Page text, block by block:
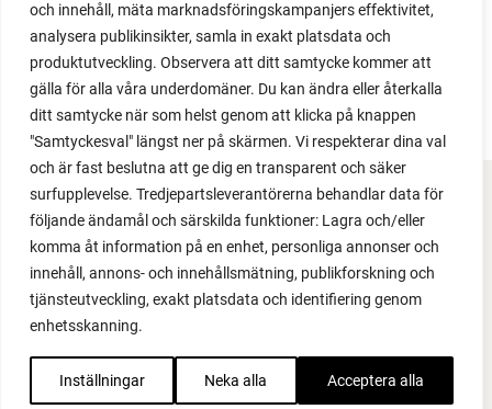
och innehåll, mäta marknadsföringskampanjers effektivitet,
analysera publikinsikter, samla in exakt platsdata och
produktutveckling. Observera att ditt samtycke kommer att
gälla för alla våra underdomäner. Du kan ändra eller återkalla
ditt samtycke när som helst genom att klicka på knappen
"Samtyckesval" längst ner på skärmen. Vi respekterar dina val
och är fast beslutna att ge dig en transparent och säker
surfupplevelse. Tredjepartsleverantörerna behandlar data för
följande ändamål och särskilda funktioner: Lagra och/eller
komma åt information på en enhet, personliga annonser och
innehåll, annons- och innehållsmätning, publikforskning och
tjänsteutveckling, exakt platsdata och identifiering genom
enhetsskanning.
Inställningar Neka alla Acceptera alla
LOAD MORE
FACEBOOK
YOUTUBE